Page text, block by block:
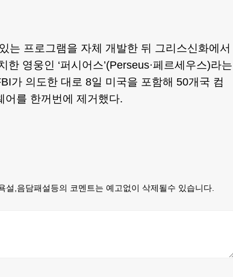
는 프로그램을 자체 개발한 뒤 그리스신화에서
영웅인 ‘퍼시어스’(Perseus·페르세우스)라는
가 의도한 대로 8일 미국을 포함해 50개국 컴
어를 한꺼번에 제거했다.
설,음담패설등의 코멘트는 예고없이 삭제될수 있습니다.